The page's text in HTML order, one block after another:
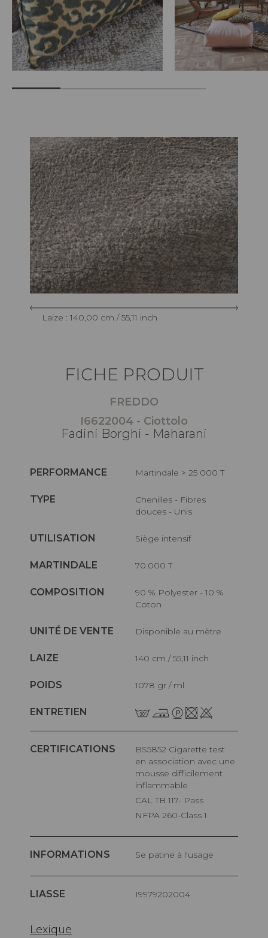
Laize : 140,00 cm / 55,11 inch
FICHE PRODUIT
FREDDO
I6622004 - Ciottolo
Fadini Borghi - Maharani
PERFORMANCE Martindale > 25 000 T
TYPE
Chenilles - Fibres
douces - Unis
UTILISATION Siège intensif
MARTINDALE 70.000 T
COMPOSITION
90 % Polyester - 10 %
Coton
UNITÉ DE VENTE Disponible au mètre
LAIZE 140 cm / 55,11 inch
POIDS 1078 gr / ml
ENTRETIEN
CERTIFICATIONS
BS5852 Cigarette test
en association avec une
mousse difficilement
inflammable
CAL TB 117- Pass
NFPA 260-Class 1
INFORMATIONS Se patine à l'usage
LIASSE I9979202004
Lexique